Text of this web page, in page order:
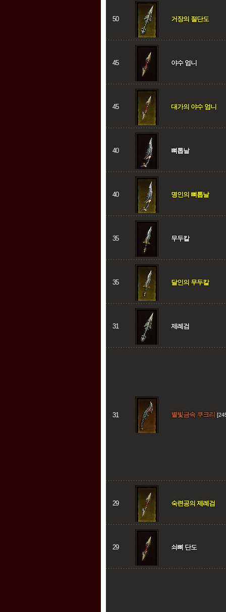
50 거장의 절단도
45 야수 엄니
45 대가의 야수 엄니
40 뼈톱날
40 명인의 뼈톱날
35 무두칼
35 달인의 무두칼
31 제례검
31 별빛금속 쿠크리
29 숙련공의 제례검
29 쇠뼈 단도